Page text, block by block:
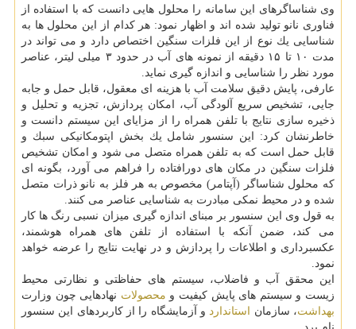
وی شناساگرهای این سامانه را محلول هایی دانست كه با استفاده از
فناوری نانو تولید شده اند و اظهار نمود: هر كدام از این محلول ها به
شناسایی یك نوع از این فلزات سنگین اختصاص دارد و می تواند در
مدت ۱۰ تا ۱۵ دقیقه از نمونه های آب در حدود ۳ میلی لیتر، عناصر
مورد نظر را شناسایی و اندازه گیری نماید.
عارفی، پایش دقیق سلامت آب با هزینه ای معقول، قابل حمل و جابه
جایی، تشخیص سریع آلودگی آب، امكان پردازش، تجزیه و تحلیل و
ذخیره سازی نتایج با تلفن همراه را از مزایای این سیستم دانست و
خاطرنشان كرد: این سنسور شامل یك بخش اپتومكانیكی سبك و
قابل حمل است كه به تلفن همراه متصل می شود و امكان تشخیص
فلزات سنگین در مكان های دورافتاده را فراهم می آورد، بگونه ای
كه محلول شناساگر (آپتامر) مخصوص به هر فلز به نانو ذرات متصل
شده و در محیط نمكی مبادرت به شناسایی عناصر می كنند.
به قول وی این سنسور بر مبنای اندازه گیری میزان نسبی رنگ ها كار
می كند، ضمن آنكه با استفاده از تلفن های همراه هوشمند،
عكسبرداری و اطلاعات را پردازش و در نهایت نتایج را عرضه خواهد
نمود.
این محقق آب و فاضلاب، سیستم های حفاظتی و نظارتی محیط
زیست و سیستم های پایش كیفیت و محصولات نهادهایی چون وزارت
بهداشت، سازمان استاندارد و آزمایشگاه را از كاربردهای این سنسور